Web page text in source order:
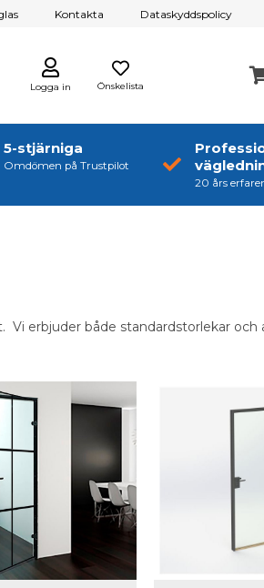
Kontakta Dataskyddspolicy
Önskelista
Logga in
5-stjärniga
Omdömen på Trustpilot
20 års
erbjuder både standardstorlekar och